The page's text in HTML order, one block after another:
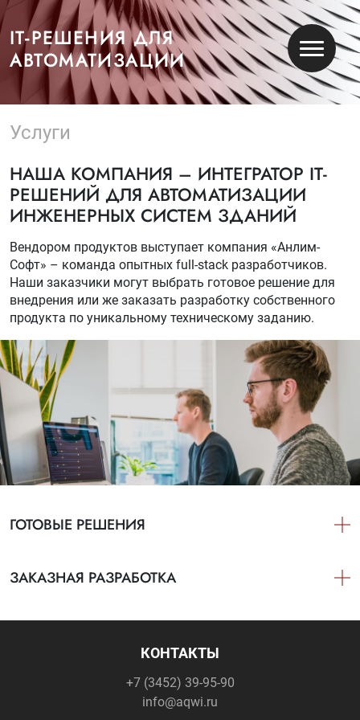
IT-РЕШЕНИЯ ДЛЯ
АВТОМАТИЗАЦИИ
Услуги
НАША КОМПАНИЯ – ИНТЕГРАТОР IT-
РЕШЕНИЙ ДЛЯ АВТОМАТИЗАЦИИ
ИНЖЕНЕРНЫХ СИСТЕМ ЗДАНИЙ
Вендором продуктов выступает компания «Анлим-
Софт» – команда опытных full-stack разработчиков.
Наши заказчики могут выбрать готовое решение для
внедрения или же заказать разработку собственного
продукта по уникальному техническому заданию.
ГОТОВЫЕ РЕШЕНИЯ
ЗАКАЗНАЯ РАЗРАБОТКА
КОНТАКТЫ
+7 (3452) 39-95-90
info@aqwi.ru